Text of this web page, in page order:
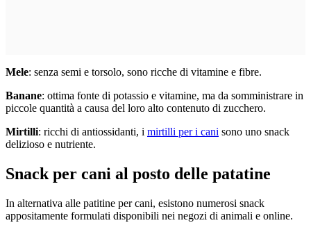
Mele: senza semi e torsolo, sono ricche di vitamine e fibre.
Banane: ottima fonte di potassio e vitamine, ma da somministrare in
piccole quantità a causa del loro alto contenuto di zucchero.
Mirtilli: ricchi di antiossidanti, i mirtilli per i cani sono uno snack
delizioso e nutriente.
Snack per cani al posto delle patatine
In alternativa alle patitine per cani, esistono numerosi snack
appositamente formulati disponibili nei negozi di animali e online.